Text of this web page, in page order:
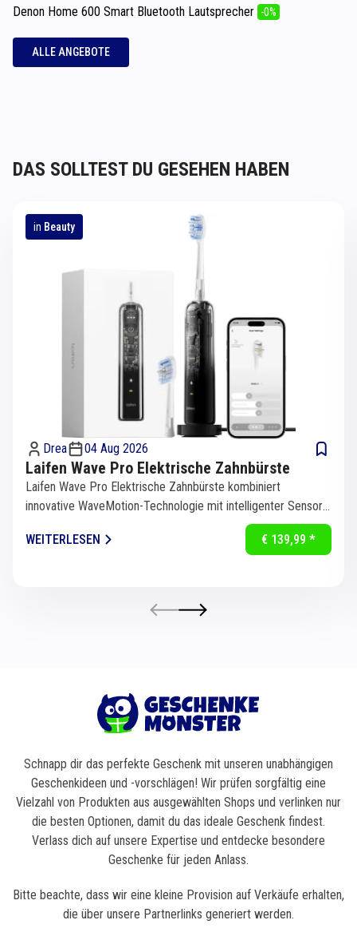
Denon Home 600 Smart Bluetooth Lautsprecher -0%
ALLE ANGEBOTE
DAS SOLLTEST DU GESEHEN HABEN
in Beauty
Drea 04 Aug 2026
Laifen Wave Pro Elektrische Zahnbürste
Laifen Wave Pro Elektrische Zahnbürste kombiniert
innovative WaveMotion-Technologie mit intelligenter Sensorik
WEITERLESEN
€ 139,99 *
Schnapp dir das perfekte Geschenk mit unseren unabhängigen
Geschenkideen und -vorschlägen! Wir prüfen sorgfältig eine
Vielzahl von Produkten aus ausgewählten Shops und verlinken nur
die besten Optionen, damit du das ideale Geschenk findest.
Verlass dich auf unsere Expertise und entdecke besondere
Geschenke für jeden Anlass.
Bitte beachte, dass wir eine kleine Provision auf Verkäufe erhalten,
die über unsere Partnerlinks generiert werden.